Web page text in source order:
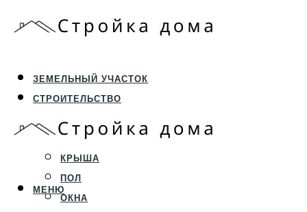
ЗЕМЕЛЬНЫЙ УЧАСТОК
СТРОИТЕЛЬСТВО
ФУНДАМЕНТ И ЦОКОЛЬ
ПЕРЕКРЫТИЯ И СТЕНЫ
КРЫША
ПОЛ
ОКНА
МЕНЮ